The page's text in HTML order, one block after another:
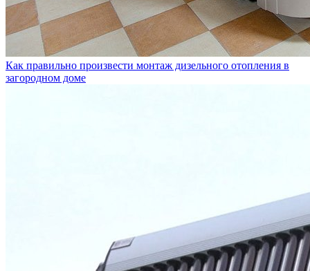
Как правильно произвести монтаж дизельного отопления в
загородном доме